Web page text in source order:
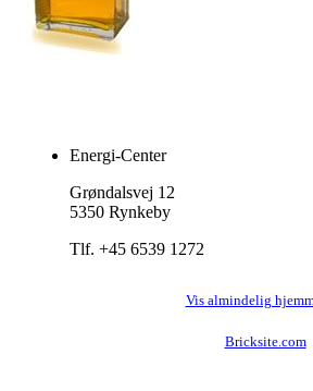
Energi-Center
Grøndalsvej 12
5350 Rynkeby
Tlf. +45 6539 1272
Vis almindelig
Bricksite.com